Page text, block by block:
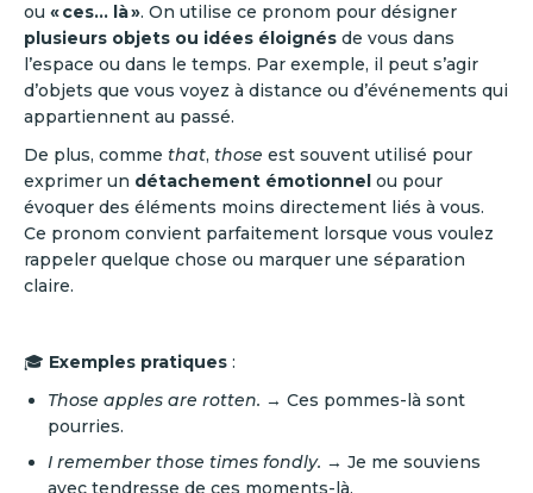
ou « ces… là ». On utilise ce pronom pour désigner
plusieurs objets ou idées éloignés de vous dans
l’espace ou dans le temps. Par exemple, il peut s’agir
d’objets que vous voyez à distance ou d’événements qui
appartiennent au passé.
De plus, comme that, those est souvent utilisé pour
exprimer un détachement émotionnel ou pour
évoquer des éléments moins directement liés à vous.
Ce pronom convient parfaitement lorsque vous voulez
rappeler quelque chose ou marquer une séparation
claire.
🎓 Exemples pratiques :
Those apples are rotten. → Ces pommes-là sont
pourries.
I remember those times fondly. → Je me souviens
avec tendresse de ces moments-là.